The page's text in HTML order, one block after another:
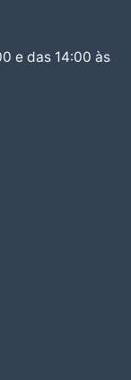
e das 14:00 às